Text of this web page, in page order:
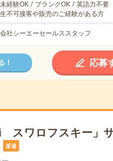
経験OK / ブランクOK / 英語力不要
生不可接客や販売のご経験がある方
社シーエーセールススタッフ
！ 応募
スワロフスキー」
派遣